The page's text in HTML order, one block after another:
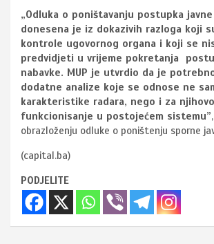
„Odluka o poništavanju postupka
donesena je iz dokazivih razloga koji
kontrole ugovornog organa i koji se
predvidjeti u vrijeme pokretanja
nabavke. MUP je utvrdio da je
dodatne analize koje se odnose ne
karakteristike radara, nego i za njihovo
funkcionisanje u postojećem sistemu”
obrazloženju odluke o poništenju sporne
(capital.ba)
PODJELITE